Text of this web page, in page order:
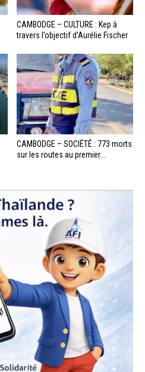
CAMBODGE – CULTURE : Kep à
travers l’objectif d’Aurélie Fischer
CAMBODGE – SOCIÉTÉ : 773 morts
sur les routes au premier...